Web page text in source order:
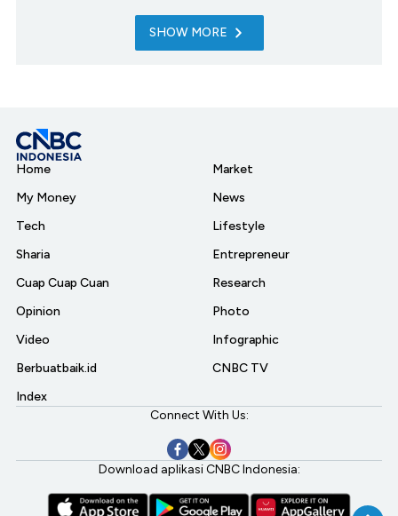
SHOW MORE
Home
My Money
Tech
Sharia
Cuap Cuap Cuan
Opinion
Video
Berbuatbaik.id
Index
Market
News
Lifestyle
Entrepreneur
Research
Photo
Infographic
CNBC TV
Connect With Us:
Download aplikasi CNBC Indonesia: